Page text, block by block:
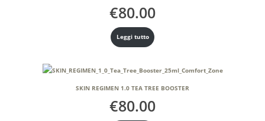
€80.00
Leggi tutto
SKIN REGIMEN 1.0 TEA TREE BOOSTER
€80.00